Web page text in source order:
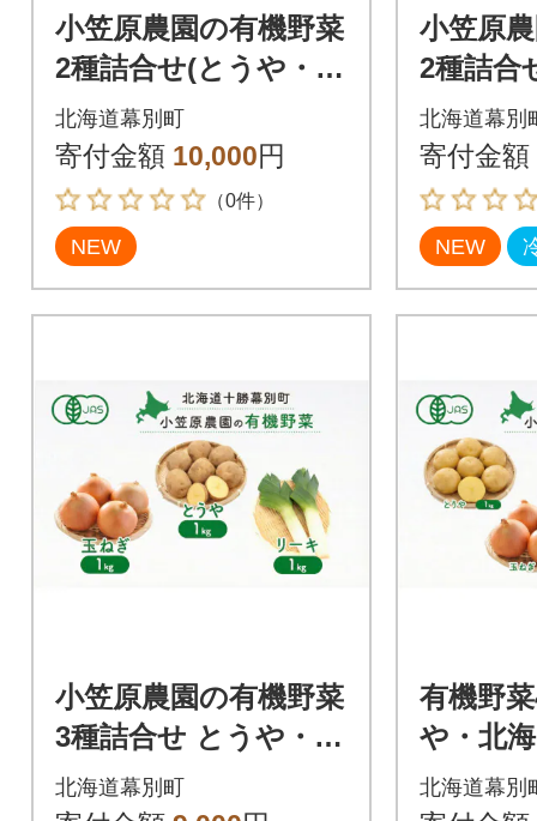
小笠原農園の有機野菜
2種詰合せ(とうや・玉
ねぎ)各3kg《秋出荷先
行予約》[53691401]
北海道幕別町
寄付金額 10,000円
（0件）
NEW
小笠原
2種詰合
g・リー
荷先行
2]
北海道幕別
寄付金額
NEW
小笠原農園の有機野菜
3種詰合せ とうや・玉
ねぎ・リーキ各1kg
北海道幕別町
有機野
や・北
ねぎ・
北海道幕別